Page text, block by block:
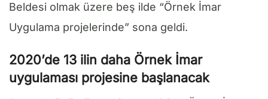
Beldesi olmak üzere beş ilde “Örnek İmar
Uygulama projelerinde” sona geldi.
2020’de 13 ilin daha Örnek İmar
uygulaması projesine başlanacak